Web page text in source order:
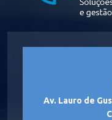
Av. Lauro de